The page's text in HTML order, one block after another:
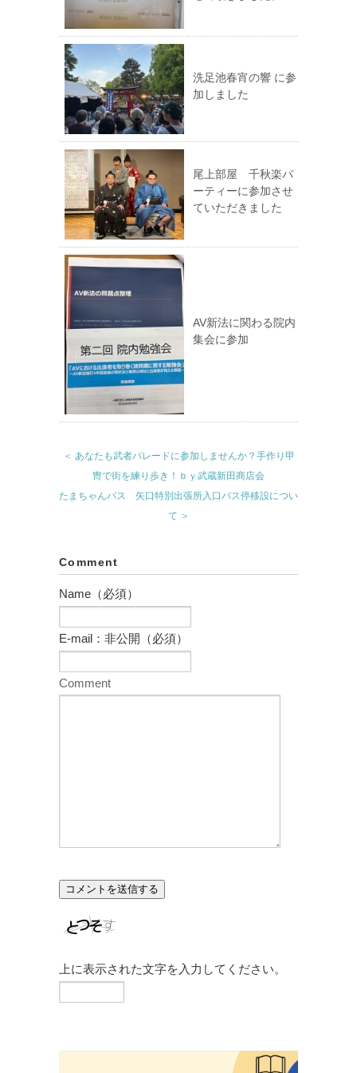
洗足池春宵の響 に参
加しました
尾上部屋 千秋楽パ
ーティーに参加させ
ていただきました
AV新法に関わる院内
集会に参加
＜ あなたも武者パレードに参加しませんか？手作り甲
冑で街を練り歩き！ｂｙ武蔵新田商店会
たまちゃんバス 矢口特別出張所入口バス停移設につい
て ＞
Comment
Name（必須）
E-mail：非公開（必須）
Comment
上に表示された文字を入力してください。